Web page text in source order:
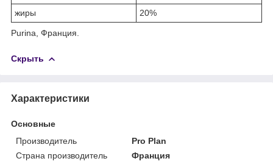
жиры
20%
Purina, Франция.
Скрыть
Характеристики
Основные
Производитель
Pro Plan
Страна производитель
Франция